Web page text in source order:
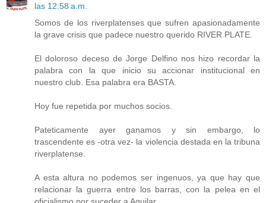
las 12:58 a.m.
Somos de los riverplatenses que sufren apasionadamente
la grave crisis que padece nuestro querido RIVER PLATE.
El doloroso deceso de Jorge Delfino nos hizo recordar la
palabra con la que inicio su accionar institucional en
nuestro club. Esa palabra era BASTA.
Hoy fue repetida por muchos socios.
Pateticamente ayer ganamos y sin embargo, lo
trascendente es -otra vez- la violencia destada en la tribuna
riverplatense.
A esta altura no podemos ser ingenuos, ya que hay que
relacionar la guerra entre los barras, con la pelea en el